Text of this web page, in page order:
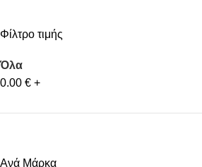
Φίλτρο τιμής
Όλα
0.00 € +
Ανά Μάρκα